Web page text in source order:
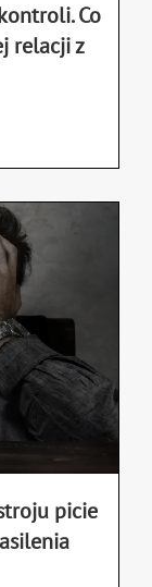
Co
relacji z
picie